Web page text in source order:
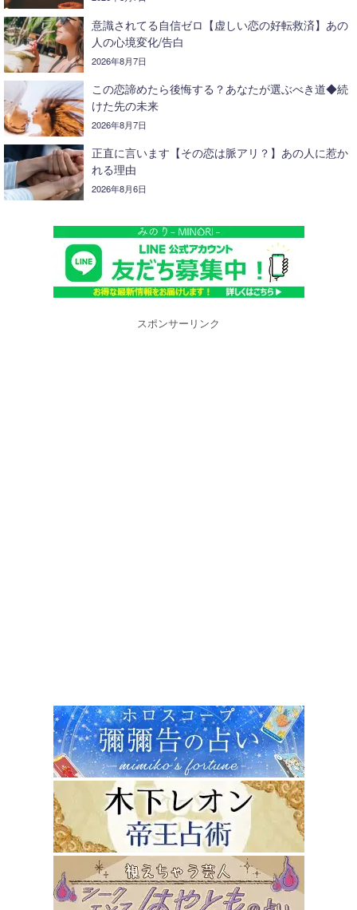
意識されてる自信ゼロ【虚しい恋の好転救済】あの
人の心境変化/告白
2026年8月7日
この恋諦めたら後悔する？あなたが選ぶべき道◆続
けた先の未来
2026年8月7日
正直に言います【その恋は脈アリ？】あの人に惹か
れる理由
2026年8月6日
スポンサーリンク